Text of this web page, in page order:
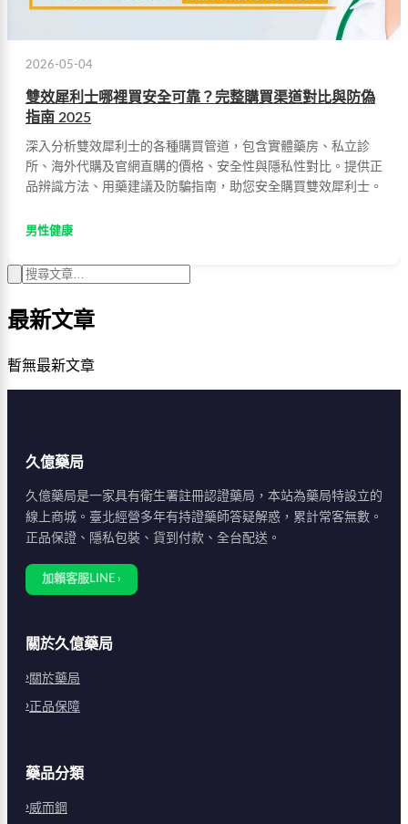
2026-05-04
雙效犀利士哪裡買安全可靠？完整購買渠道對比與防偽
指南 2025
深入分析雙效犀利士的各種購買管道，包含實體藥房、私立診
所、海外代購及官網直購的價格、安全性與隱私性對比。提供正
品辨識方法、用藥建議及防騙指南，助您安全購買雙效犀利士。
男性健康
最新文章
暫無最新文章
久億藥局
久億藥局是一家具有衛生署註冊認證藥局，本站為藥局特設立的
線上商城。臺北經營多年有持證藥師答疑解惑，累計常客無數。
正品保證、隱私包裝、貨到付款、全台配送。
加賴客服LINE ›
關於久億藥局
關於藥局
正品保障
藥品分類
威而鋼